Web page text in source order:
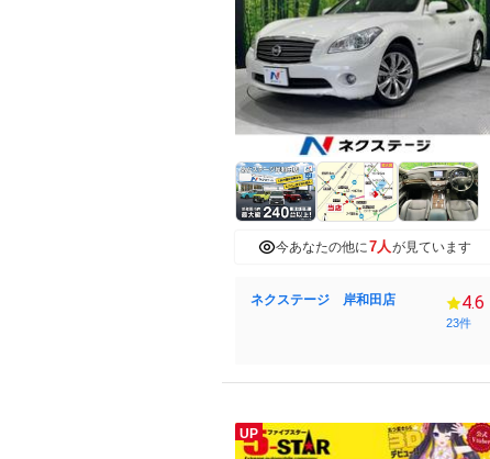
今あなたの他に7人が見ています
ネクステージ 岸和田店 4.6
23件
UP